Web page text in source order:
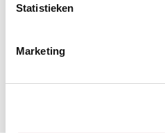
Statistieken
Marketing
Meer informatie